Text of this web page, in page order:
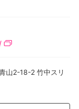
山2-18-2 竹中スリ